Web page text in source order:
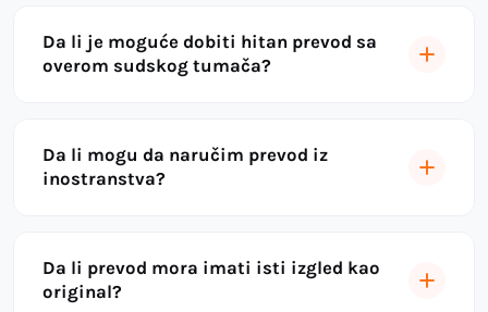
Da li je moguće dobiti hitan prevod sa
overom sudskog tumača?
Da li mogu da naručim prevod iz
inostranstva?
Da li prevod mora imati isti izgled kao
original?